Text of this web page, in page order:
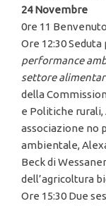
24 Novembre
0re 11
Ore 12:30 Seduta
performance
settore
della
e Politiche rurali,
associazione no
ambientale,
Beck di
dell’agricoltura
Ore 15:30 Due